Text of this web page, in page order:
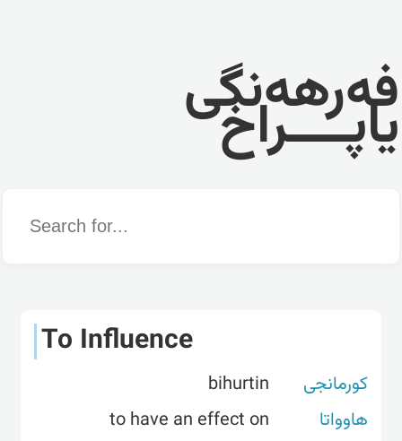
فەرهەنگی
یاپــــراخ
Word
To Influence
کورمانجی
bihurtin
هاوواتا
to have an effect on